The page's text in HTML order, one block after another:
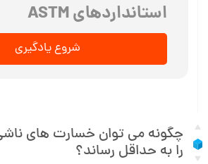
استانداردهای ASTM
شروع یادگیری
چگونه می توان خسارت های
را به حداقل رساند؟